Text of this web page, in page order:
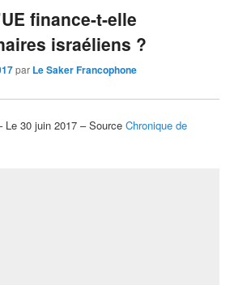
finance-t-elle
israéliens ?
par Le Saker Francophone
Le 30 juin 2017 – SourceChronique de